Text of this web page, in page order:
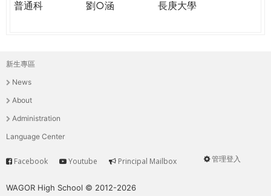
普通科
劉○涵 長庚大學
主
選
單
新生專區
News
About
Administration
Language Center
User
管理登入
Service
Facebook Youtube Principal Mailbox
WAGOR High School © 2012-2026